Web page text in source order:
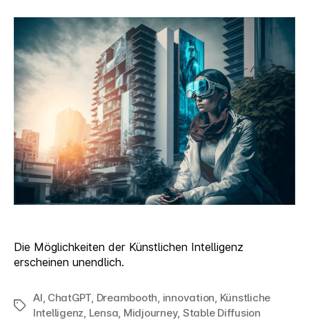
neue
Welt
der
Inhalte
in
unserer
Hand
Die Möglichkeiten der Künstlichen Intelligenz
erscheinen unendlich.
Schlagwörter
AI, ChatGPT, Dreambooth, innovation, Künstliche
Intelligenz, Lensa, Midjourney, Stable Diffusion